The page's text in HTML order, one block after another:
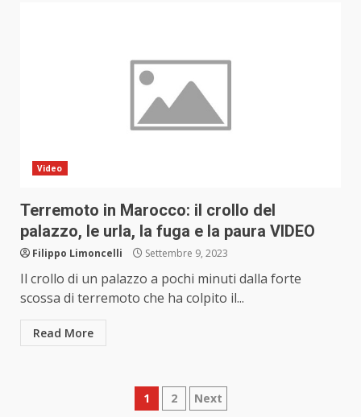
Video
Terremoto in Marocco: il crollo del
palazzo, le urla, la fuga e la paura VIDEO
Filippo Limoncelli Settembre 9, 2023
Il crollo di un palazzo a pochi minuti dalla forte
scossa di terremoto che ha colpito il...
Read More
Paginazione
1 2 Next